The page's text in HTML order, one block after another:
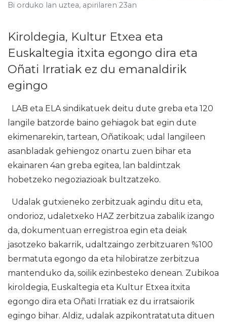
Bi orduko lan uztea, apirilaren 23an
Kiroldegia, Kultur Etxea eta
Euskaltegia itxita egongo dira eta
Oñati Irratiak ez du emanaldirik
egingo
LAB eta ELA sindikatuek deitu dute greba eta 120
langile batzorde baino gehiagok bat egin dute
ekimenarekin, tartean, Oñatikoak; udal langileen
asanbladak gehiengoz onartu zuen bihar eta
ekainaren 4an greba egitea, lan baldintzak
hobetzeko negoziazioak bultzatzeko.
Udalak gutxieneko zerbitzuak agindu ditu eta,
ondorioz, udaletxeko HAZ zerbitzua zabalik izango
da, dokumentuan erregistroa egin eta deiak
jasotzeko bakarrik, udaltzaingo zerbitzuaren %100
bermatuta egongo da eta hilobiratze zerbitzua
mantenduko da, soilik ezinbesteko denean. Zubikoa
kiroldegia, Euskaltegia eta Kultur Etxea itxita
egongo dira eta Oñati Irratiak ez du irratsaiorik
egingo bihar. Aldiz, udalak azpikontratatuta dituen